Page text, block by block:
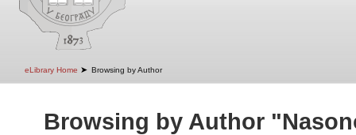
eLibrary Home ➤ Browsing by Author
Browsing by Author